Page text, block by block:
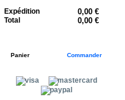
Expédition
0,00 €
Total 0,00 €
Panier Commander